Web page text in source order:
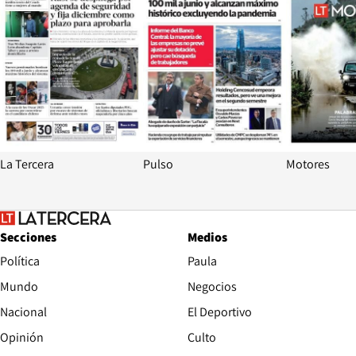
La Tercera Pulso Motores
Secciones
Política
Mundo
Nacional
Opinión
Medios
Paula
Negocios
El Deportivo
Culto